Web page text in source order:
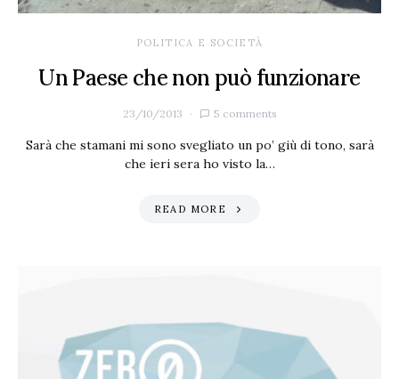
POLITICA E SOCIETÀ
Un Paese che non può funzionare
23/10/2013 5 comments
Sarà che stamani mi sono svegliato un po’ giù di tono, sarà
che ieri sera ho visto la…
READ MORE